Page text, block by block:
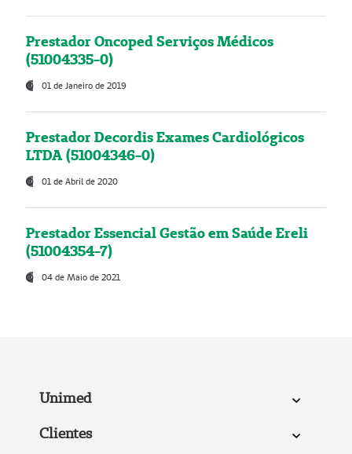
Prestador Oncoped Serviços Médicos
(51004335-0)
01 de Janeiro de 2019
Prestador Decordis Exames Cardiológicos
LTDA (51004346-0)
01 de Abril de 2020
Prestador Essencial Gestão em Saúde Ereli
(51004354-7)
04 de Maio de 2021
Unimed
Clientes